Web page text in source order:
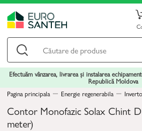
Efectuăm vânzarea, livrarea și instalarea
Republică Moldova
Pagina principala
Energie regenerabila
Contor Monofazic Solax Chint
meter)